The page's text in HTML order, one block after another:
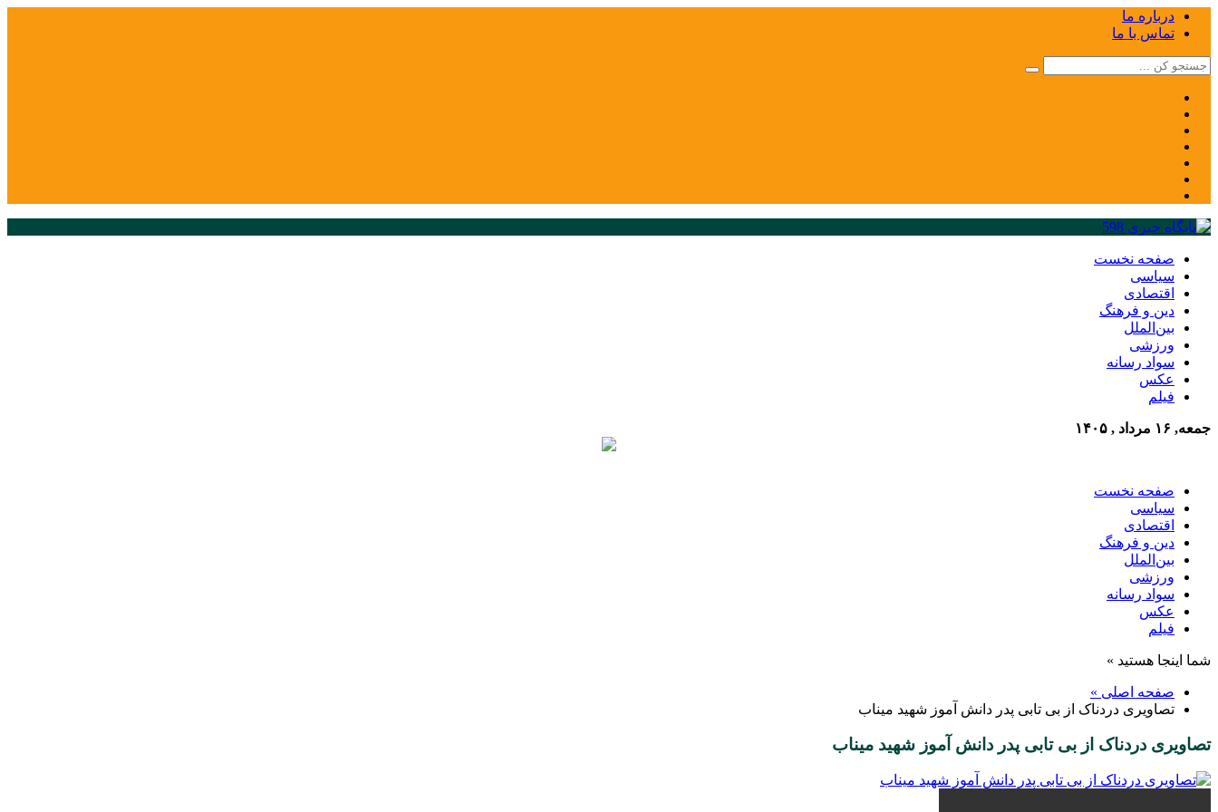
درباره ما
تماس با ما
صفحه نخست
سیاسی
اقتصادی
دین و فرهنگ
بین‌الملل
ورزشی
سواد رسانه
عکس
فیلم
جمعه, ۱۶ مرداد , ۱۴۰۵
صفحه نخست
سیاسی
اقتصادی
دین و فرهنگ
بین‌الملل
ورزشی
سواد رسانه
عکس
فیلم
شما اینجا هستید »
صفحه اصلی »
تصاویری دردناک از بی تابی پدر دانش آموز شهید میناب
تصاویری دردناک از بی تابی پدر دانش آموز شهید میناب